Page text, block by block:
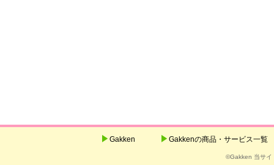
Gakken Gakkenの商品・サービス一覧
©Gakken 当サイ